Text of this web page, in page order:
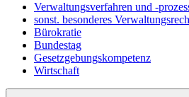
Verwaltungsverfahren und -
sonst. besonderes
Bürokratie
Bundestag
Gesetzgebungskompetenz
Wirtschaft